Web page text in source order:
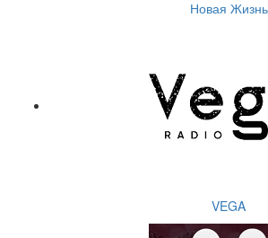
Новая Жизнь
VEGA